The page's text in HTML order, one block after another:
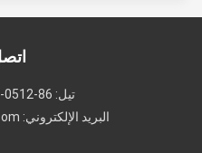
اتصل بنا
البريد الإلكتروني: zhangwei@qytpc.com